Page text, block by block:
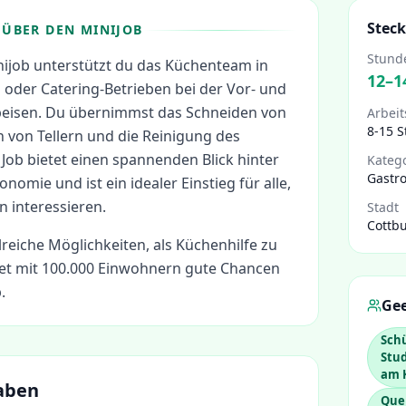
ÜBER DEN MINIJOB
unterstützt du das Küchenteam in
Catering-Betrieben bei der Vor- und
Du übernimmst das Schneiden von
Tellern und die Reinigung des
bietet einen spannenden Blick hinter
und ist ein idealer Einstieg für alle,
interessieren.
Möglichkeiten, als Küchenhilfezu
mit 100.000 Einwohnern gute Chancen
12–
8-15
Stadt
am